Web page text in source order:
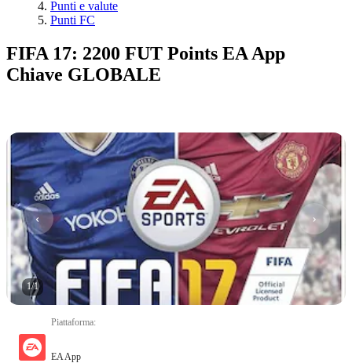
Punti e valute
Punti FC
FIFA 17: 2200 FUT Points EA App
Chiave GLOBALE
1/1
Piattaforma:
EA App